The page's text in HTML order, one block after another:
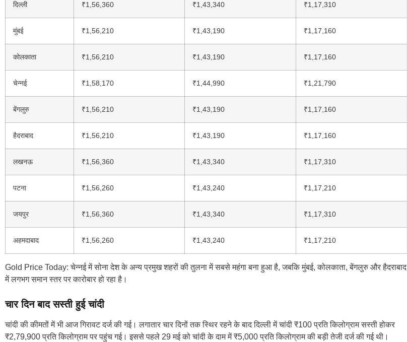
दिल्ली ₹1,56,360 ₹1,43,340 ₹1,17,310
मुंबई ₹1,56,210 ₹1,43,190 ₹1,17,160
कोलकाता ₹1,56,210 ₹1,43,190 ₹1,17,160
चेन्नई ₹1,58,170 ₹1,44,990 ₹1,21,790
बेंगलुरु ₹1,56,210 ₹1,43,190 ₹1,17,160
हैदराबाद ₹1,56,210 ₹1,43,190 ₹1,17,160
लखनऊ ₹1,56,360 ₹1,43,340 ₹1,17,310
पटना ₹1,56,260 ₹1,43,240 ₹1,17,210
जयपुर ₹1,56,360 ₹1,43,340 ₹1,17,310
अहमदाबाद ₹1,56,260 ₹1,43,240 ₹1,17,210
Gold Price Today: चेन्नई में सोना देश के अन्य प्रमुख शहरों की तुलना में सबसे महंगा बना हुआ है, जबकि मुंबई, कोलकाता, बेंगलुरु और हैदराबाद
में लगभग समान स्तर पर कारोबार हो रहा है।
चार दिन बाद सस्ती हुई चांदी
चांदी की कीमतों में भी आज गिरावट दर्ज की गई। लगातार चार दिनों तक स्थिर रहने के बाद दिल्ली में चांदी ₹100 प्रति किलोग्राम सस्ती होकर
₹2,79,900 प्रति किलोग्राम पर पहुंच गई। इससे पहले 29 मई को चांदी के दाम में ₹5,000 प्रति किलोग्राम की बड़ी तेजी दर्ज की गई थी।